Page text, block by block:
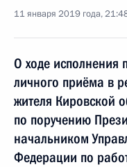
11 января 2019 года,
О ходе исполнения
личного приёма в
жителя Кировской
по поручению
начальником
Федерации по